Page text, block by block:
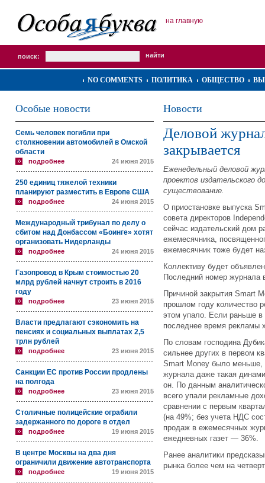
на главную
поиск:
NO COMMENTS ПОЛИТИКА ОБЩЕСТВО
Особые новости
Семь человек погибли при
столкновении автомобилей в Омской
области
подробнее 24 июня 2015
250 единиц тяжелой техники
планируют разместить в Европе США
подробнее 24 июня 2015
Международный трибунал по делу о
сбитом над Донбассом «Боинге» хотят
организовать Нидерланды
подробнее 24 июня 2015
Газопровод в Крым стоимостью 20
млрд рублей начнут строить в 2016
году
подробнее 23 июня 2015
Власти предлагают сэкономить на
пенсиях и социальных выплатах 2,5
трлн рублей
подробнее 23 июня 2015
Санкции ЕС против России продлены
на полгода
подробнее 23 июня 2015
Столичные полицейские ограбили
задержанного по дороге в отдел
подробнее 19 июня 2015
В центре Москвы на два дня
ограничили движение автотранспорта
подробнее 19 июня 2015
Новости
Деловой
закрывается
Еженедельный деловой
проектов издательского
существование.
О приостановке выпуска
совета директоров
сейчас издательский дом
ежемесячника,
ежемесячник тоже будет
Коллективу будет
Последний номер журнала
Причиной закрытия Smart
прошлом году количество
этом упало. Если раньше
последнее время рекламы
По словам господина
сильнее других в первом
Smart Money было
журнала даже такая
он. По данным
всего упали рекламные
сравнении с первым
(на 49%; без учета НДС
продаж в ежемесячных
ежедневных газет — 36%.
Ранее аналитики
рынка более чем на